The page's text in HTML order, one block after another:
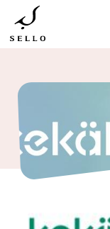
Hyppää
pääsisältöön